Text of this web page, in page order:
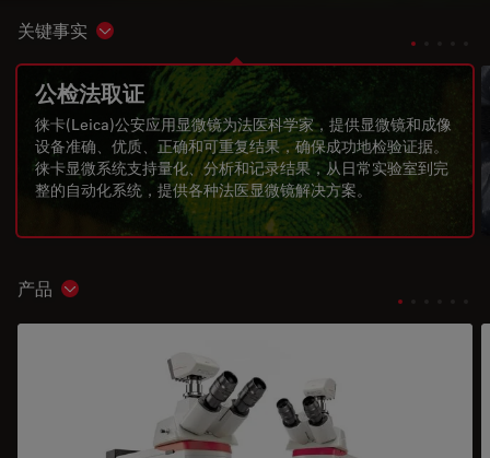
关键事实 Show subnavigation
公检法取证
徕卡(Leica)公安应用显微镜为法医科学家，提供显微镜和成像
设备准确、优质、正确和可重复结果，确保成功地检验证据。
徕卡显微系统支持量化、分析和记录结果，从日常实验室到完
整的自动化系统，提供各种法医显微镜解决方案。
产品 Show subnavigation